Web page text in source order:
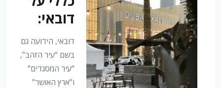
דובאי:
דובאי, הידועה גם
בשם “עיר הזהב”,
“עיר המסגדים”
ו”ארץ האושר”